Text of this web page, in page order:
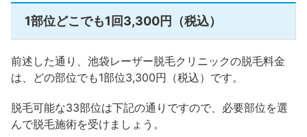
1部位どこでも1回3,300円（税込）
前述した通り、池袋レーザー脱毛クリニックの脱毛料金
は、どの部位でも1部位3,300円（税込）です。
脱毛可能な33部位は下記の通りですので、必要部位を選
んで脱毛施術を受けましょう。